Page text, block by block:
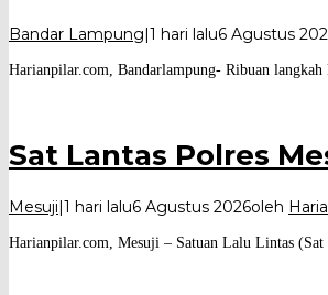
Bandar Lampung|1 hari lalu6 Agustus
Harianpilar.com, Bandarlampung- Ribuan
Sat Lantas Polres
Mesuji|1 hari lalu6 Agustus 2026oleh
Harianpilar.com, Mesuji – Satuan Lalu Lintas (Sat